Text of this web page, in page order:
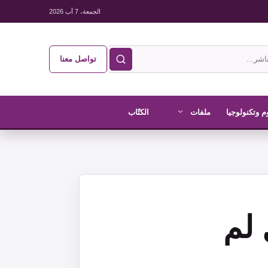
الجمعة، 7 آب 2026
تواصل معنا
وتكنولوجيا ملفات الكتّاب
لم